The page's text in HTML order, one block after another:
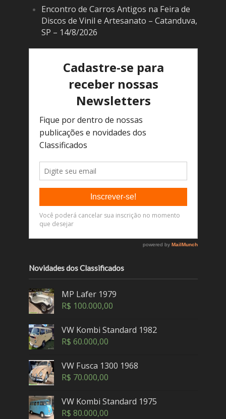
Encontro de Carros Antigos na Feira de
Discos de Vinil e Artesanato – Catanduva,
SP – 14/8/2026
Novidades dos Classificados
MP Lafer 1979
R$ 100.000,00
VW Kombi Standard 1982
R$ 60.000,00
VW Fusca 1300 1968
R$ 70.000,00
VW Kombi Standard 1975
R$ 80.000,00